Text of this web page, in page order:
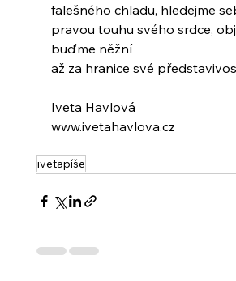
falešného chladu, hledejme
pravou touhu svého srdce,
buďme něžní
až za hranice své
Iveta Havlová
www.ivetahavlova.cz
ivetapíše